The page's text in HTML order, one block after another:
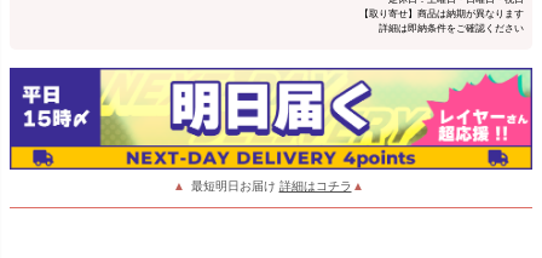
【取り寄せ】商品は納期が異なります
詳細は即納条件をご確認ください
▲ 最短明日お届け 詳細はコチラ ▲